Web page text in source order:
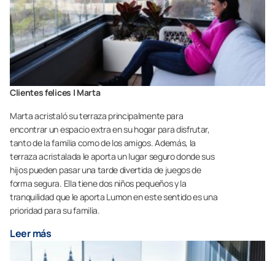
Clientes felices | Marta
Marta acristaló su terraza principalmente para
encontrar un espacio extra en su hogar para disfrutar,
tanto de la familia como de los amigos. Además, la
terraza acristalada le aporta un lugar seguro donde sus
hijos pueden pasar una tarde divertida de juegos de
forma segura. Ella tiene dos niños pequeños y la
tranquilidad que le aporta Lumon en este sentido es una
prioridad para su familia.
Leer más